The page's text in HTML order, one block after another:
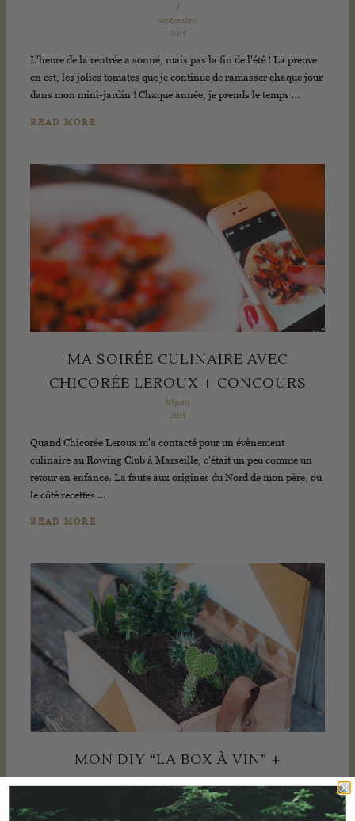
1
septembre,
2015
L'heure de la rentrée a sonné, mais pas la fin de l'été ! La preuve
en est, les jolies tomates que je continue de ramasser chaque jour
dans mon mini-jardin ! Chaque année, je prends le temps …
READ MORE
MA SOIRÉE CULINAIRE AVEC
CHICORÉE LEROUX + CONCOURS
10 juin,
2015
Quand Chicorée Leroux m'a contacté pour un évènement
culinaire au Rowing Club à Marseille, c'était un peu comme un
retour en enfance. La faute aux origines du Nord de mon père, ou
le côté recettes …
READ MORE
MON DIY “LA BOX À VIN” +
CONCOURS
28 mai,
2015